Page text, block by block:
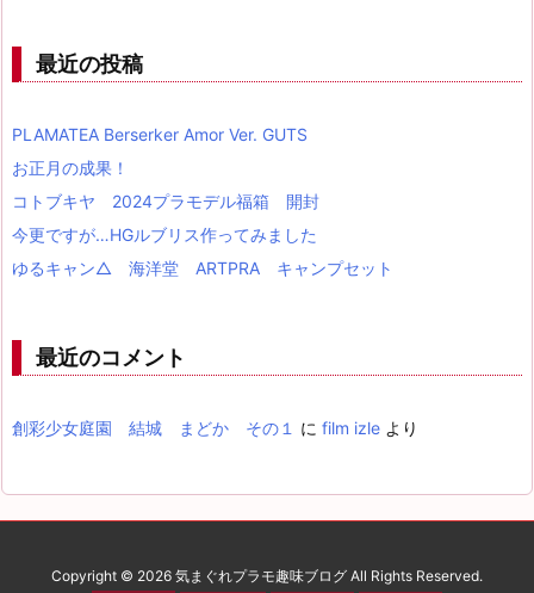
最近の投稿
PLAMATEA Berserker Amor Ver. GUTS
お正月の成果！
コトブキヤ 2024プラモデル福箱 開封
今更ですが…HGルブリス作ってみました
ゆるキャン△ 海洋堂 ARTPRA キャンプセット
最近のコメント
創彩少女庭園 結城 まどか その１ に film izle より
Copyright © 2026 気まぐれプラモ趣味ブログ All Rights Reserved.